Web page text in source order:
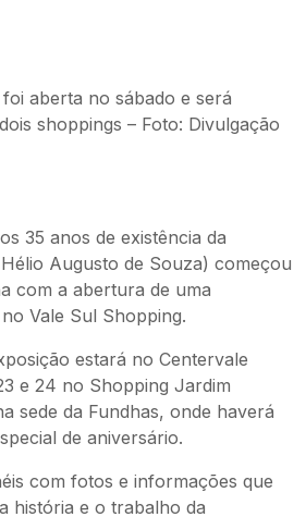
aberta no sábado e será
shoppings – Foto: Divulgação
35 anos de existência da
Augusto de Souza) começou
com a abertura de uma
Vale Sul Shopping.
estará no Centervale
e 24 no Shopping Jardim
sede da Fundhas, onde haverá
de aniversário.
com fotos e informações que
história e o trabalho da